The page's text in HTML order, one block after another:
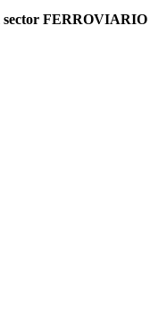
sector FERROVIARIO